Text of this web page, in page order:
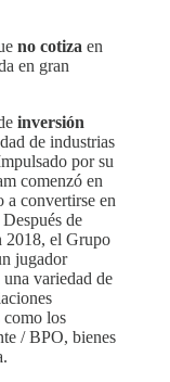
no cotiza en
en gran
inversión
de industrias
por su
comenzó en
a convertirse en
de
2018, el Grupo
jugador
variedad de
como los
/ BPO, bienes